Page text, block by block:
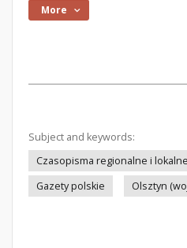
More
Subject and keywords:
Czasopisma regionalne i
Gazety polskie
Olsztyn